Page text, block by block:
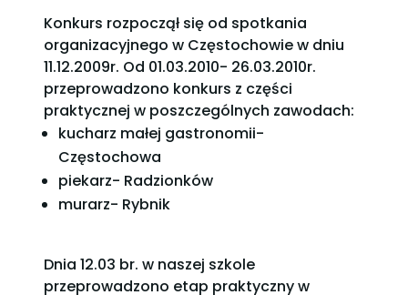
Konkurs rozpoczął się od spotkania
organizacyjnego w Częstochowie w dniu
11.12.2009r. Od 01.03.2010- 26.03.2010r.
przeprowadzono konkurs z części
praktycznej w poszczególnych zawodach:
kucharz małej gastronomii-
Częstochowa
piekarz- Radzionków
murarz- Rybnik
Dnia 12.03 br. w naszej szkole
przeprowadzono etap praktyczny w